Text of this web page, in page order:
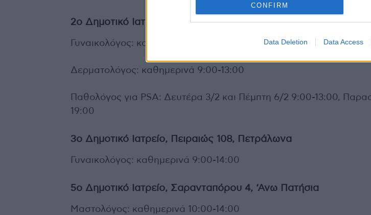
CONFIRM
Data Deletion Data Access
2ο Δημοτικό Ιατρείο, Φανοσθένους και Φρειδερίκου Σμιθ,
Γυναικολόγος: καθημερινά 12:30-15:30
Δερματολόγος: καθημερινά 9:00-13:00
Παθολόγος για PSA: Δευτέρα 3/2 και Πέμπτη 6/2 9:00-13:00,
19:00
3ο Δημοτικό Ιατρείο, Πειραιώς 108, Πετράλωνα
Γυναικολόγος: καθημερινά 9:00-14:00
5ο Δημοτικό Ιατρείο, Σαρανταπόρου 4, ‘Ανω Πατήσια
Μαστολόγος: καθημερινά 10:00-14:00